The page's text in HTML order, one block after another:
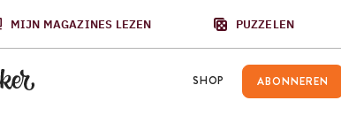
MIJN MAGAZINES LEZEN PUZZELEN
SHOP ABONNEREN